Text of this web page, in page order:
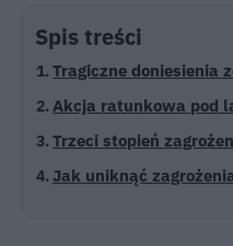
Spis treści
Tragiczne doniesienia
Akcja ratunkowa pod
Trzeci stopień
Jak uniknąć